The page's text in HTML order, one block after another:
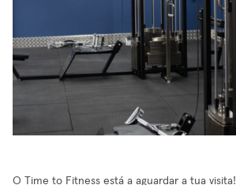
O Time to Fitness está a aguardar a tua visita!